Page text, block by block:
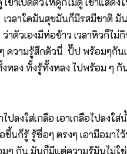
ลาใดมันสุขมันก็มีรสมีชาติ มั
ว่าตัวเองมีห่อข้าว เวลาหิว
ความรู้สึกตัวนี่ ปั๊ป พร้อมๆกั
ลง ทั้งรู้ทั้งหลง ไปพร้อม ๆ
ใส่เกลือ เอาเกลือไปลงใ
ก็รู้ รู้ซื่อๆ ตรงๆ เอามือมา
กัน มันก็มีแต่ความรู้มันไม่ใ